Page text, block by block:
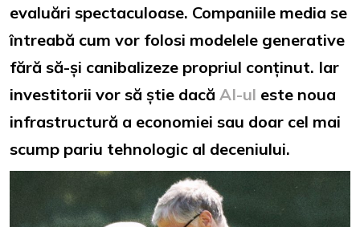
evaluări spectaculoase. Companiile media se
întreabă cum vor folosi modelele generative
fără să-și canibalizeze propriul conținut. Iar
investitorii vor să știe dacă AI-ul este noua
infrastructură a economiei sau doar cel mai
scump pariu tehnologic al deceniului.